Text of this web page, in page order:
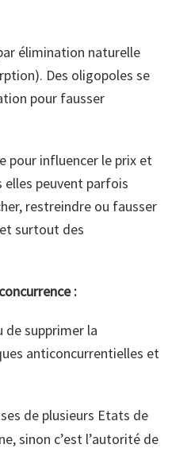
élimination naturelle
Des oligopoles se
pour fausser
pour influencer le prix et
elles peuvent parfois
restreindre ou fausser
surtout des
:
supprimer la
anticoncurrentielles et
de plusieurs Etats de
sinon c’est l’autorité de